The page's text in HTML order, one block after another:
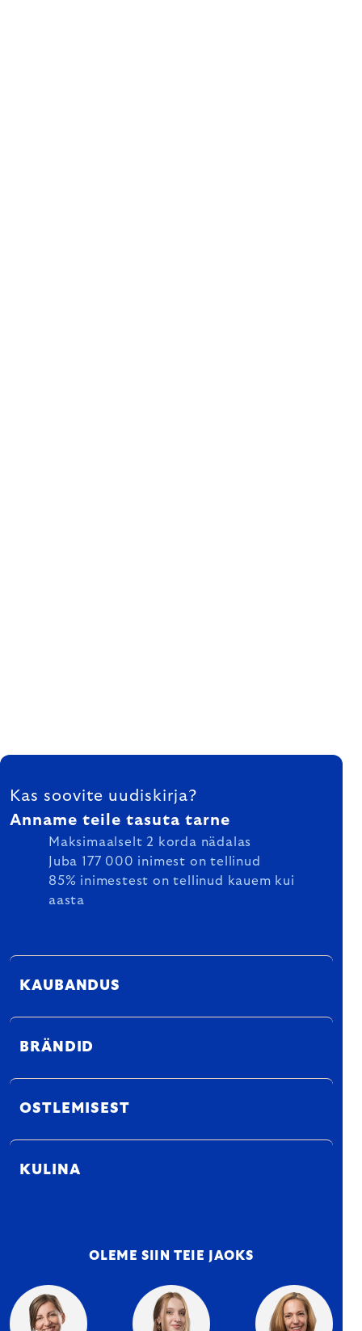
FOOTER
Kas soovite uudiskirja?
Anname teile tasuta tarne
Maksimaalselt 2 korda nädalas
Juba 177 000 inimest on tellinud
85% inimestest on tellinud kauem kui
aasta
KAUBANDUS
BRÄNDID
OSTLEMISEST
KULINA
OLEME SIIN TEIE JAOKS